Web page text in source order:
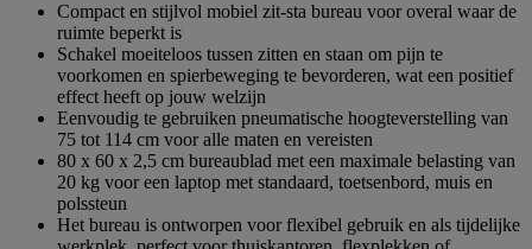
beoordeling
sterren.
beoordeling
Compact en stijlvol mobiel zit-sta bureau voor overal waar de
ruimte beperkt is
Schakel moeiteloos tussen zitten en staan om pijn te
voorkomen en spierbeweging te bevorderen, wat een positief
effect heeft op jouw welzijn
Eenvoudig te gebruiken pneumatische hoogteverstelling van
75 tot 114 cm voor alle maten en vereisten
80 x 60 x 2,5 cm bureaublad met een maximale belasting van
20 kg voor een laptop met standaard, toetsenbord, muis en
polssteun
Het bureau is ontworpen voor flexibel gebruik en als tijdelijke